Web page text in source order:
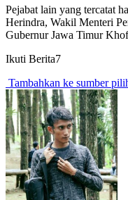
Pejabat lain yang tercatat
Herindra, Wakil Menteri
Gubernur Jawa Timur
Ikuti Berita7
Tambahkan ke sumber